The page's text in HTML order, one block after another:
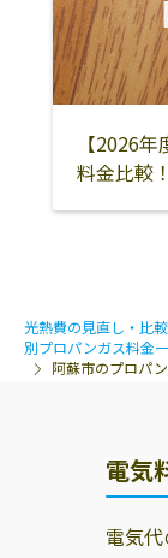
【2026
料金比較
光熱費の見直し・比
別プロパンガス料金
阿蘇市のプロパ
電気
電気